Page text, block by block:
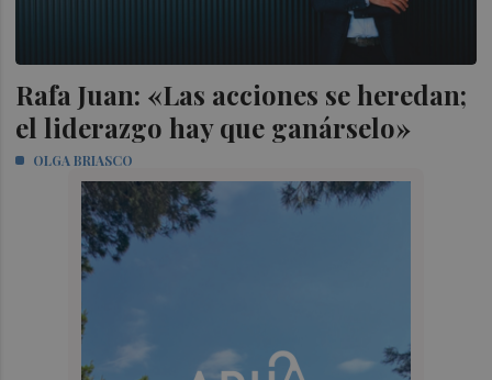
Rafa Juan: «Las acciones se heredan;
el liderazgo hay que ganárselo»
OLGA BRIASCO